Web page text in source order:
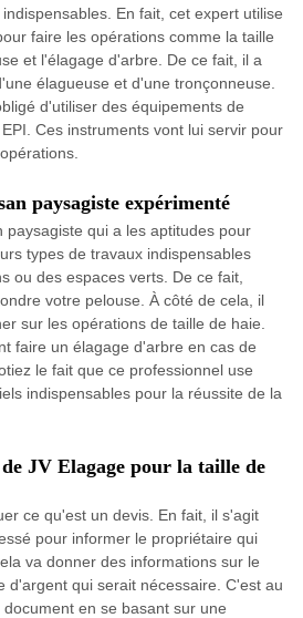
En fait, cet expert utilise
faire les opérations comme la taille
et l'élagage d'arbre. De ce fait, il a
élagueuse et d'une tronçonneuse.
d'utiliser des équipements de
Ces instruments vont lui servir pour
paysagiste expérimenté
paysagiste qui a les aptitudes pour
types de travaux indispensables
ou des espaces verts. De ce fait,
votre pelouse. À côté de cela, il
sur les opérations de taille de haie.
faire un élagage d'arbre en cas de
le fait que ce professionnel use
indispensables pour la réussite de la
JV Elagage pour la taille de
ce qu'est un devis. En fait, il s'agit
pour informer le propriétaire qui
va donner des informations sur le
d'argent qui serait nécessaire. C'est au
en se basant sur une